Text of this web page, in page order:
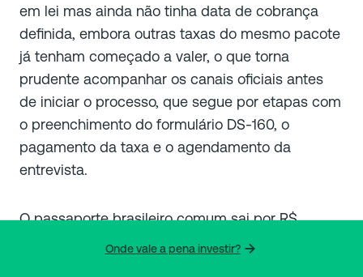
Onde vale a pena investir?
em lei mas ainda não tinha data de cobrança
definida, embora outras taxas do mesmo pacote
já tenham começado a valer, o que torna
prudente acompanhar os canais oficiais antes
de iniciar o processo, que segue por etapas com
o preenchimento do formulário DS-160, o
pagamento da taxa e o agendamento da
entrevista.
O passaporte brasileiro comum sai por R$
257,25, segundo o Gov.br, sem contar